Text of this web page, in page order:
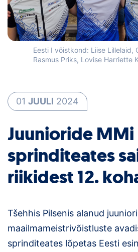
Kontakt
EOL
Kaardid
Koondised
Tule klubisse!
Dokumendid
Klubid
Eesti I võistkond: Liise Lillelaid,
Rasmus Priks, Lovise Harriette
01 JUULI 2024
Juunioride MMi
sprinditeates
riikidest 12.
Tšehhis Pilsenis alanud
maailmameistrivõistluste
sprinditeates lõpetas Eesti